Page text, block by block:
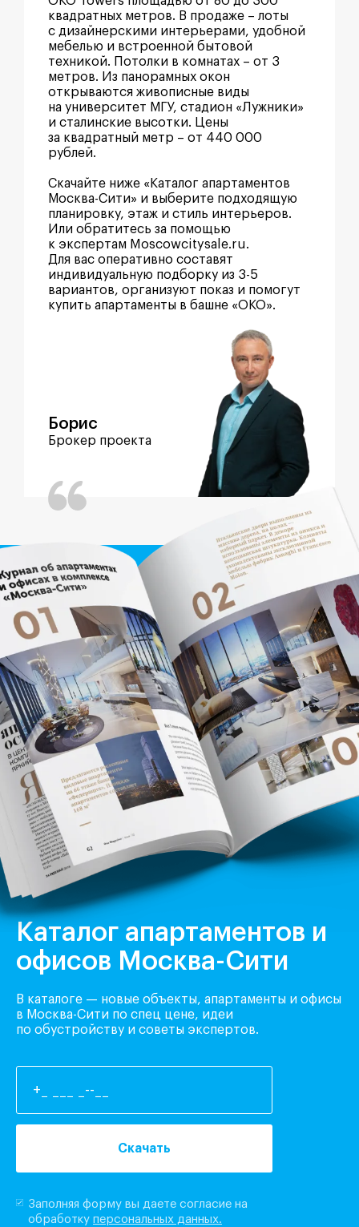
квадратных метров. В продаже – лоты
с дизайнерскими интерьерами, удобной
мебелью и встроенной бытовой
техникой. Потолки в комнатах – от 3
метров. Из панорамных окон
открываются живописные виды
на университет МГУ, стадион «Лужники»
и сталинские высотки. Цены
за квадратный метр – от 440 000
рублей.
Скачайте ниже «Каталог апартаментов
Москва-Сити» и выберите подходящую
планировку, этаж и стиль интерьеров.
Или обратитесь за помощью
к экспертам Moscowcitysale.ru.
Для вас оперативно составят
индивидуальную подборку из 3-5
вариантов, организуют показ и помогут
купить апартаменты в башне «ОКО».
Борис
Брокер проекта
Каталог апартаментов и
офисов Москва-Сити
В каталоге — новые объекты, апартаменты и офисы
в Москва-Сити по спец цене, идеи
по обустройству и советы экспертов.
Скачать
Заполняя форму вы даете согласие на
обработку персональных данных.